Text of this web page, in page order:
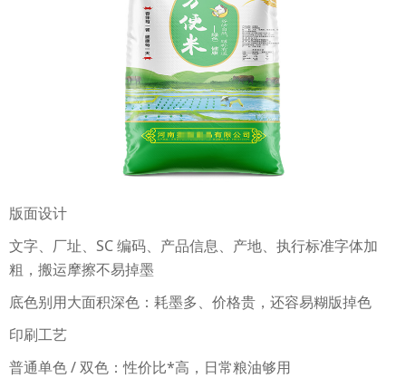
版面设计
文字、厂址、SC 编码、产品信息、产地、执行标准字体加
粗，搬运摩擦不易掉墨
底色别用大面积深色：耗墨多、价格贵，还容易糊版掉色
印刷工艺
普通单色 / 双色：性价比*高，日常粮油够用